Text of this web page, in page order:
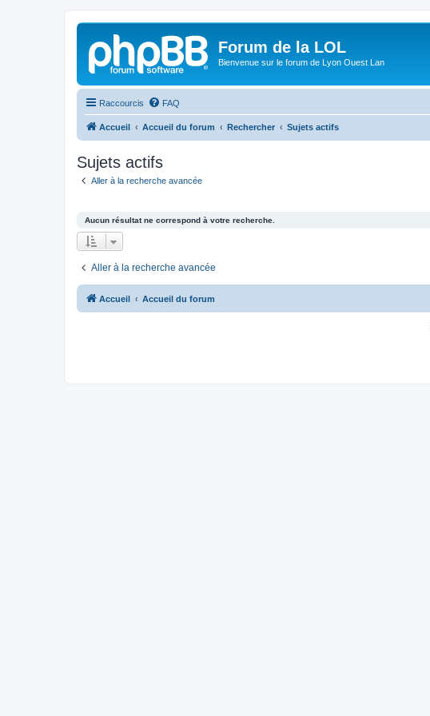
Forum de la LOL
Bienvenue sur le forum de Lyon Ouest Lan
Raccourcis FAQ
Accueil Accueil du forum Rechercher Sujets actifs
Sujets actifs
Aller à la recherche avancée
Aucun résultat ne correspond à votre recherche.
Aller à la recherche avancée
Accueil Accueil du forum